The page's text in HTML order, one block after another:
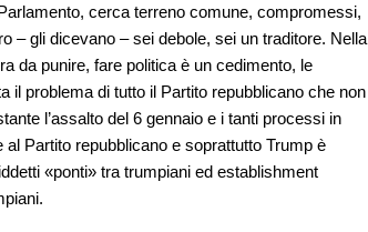
cerca terreno comune, compromessi,
– gli dicevano – sei debole, sei un traditore. Nella
da punire, fare politica è un cedimento, le
problema di tutto il Partito repubblicano che non
l’assalto del 6 gennaio e i tanti processi in
Partito repubblicano e soprattutto Trump è
«ponti» tra trumpiani ed establishment